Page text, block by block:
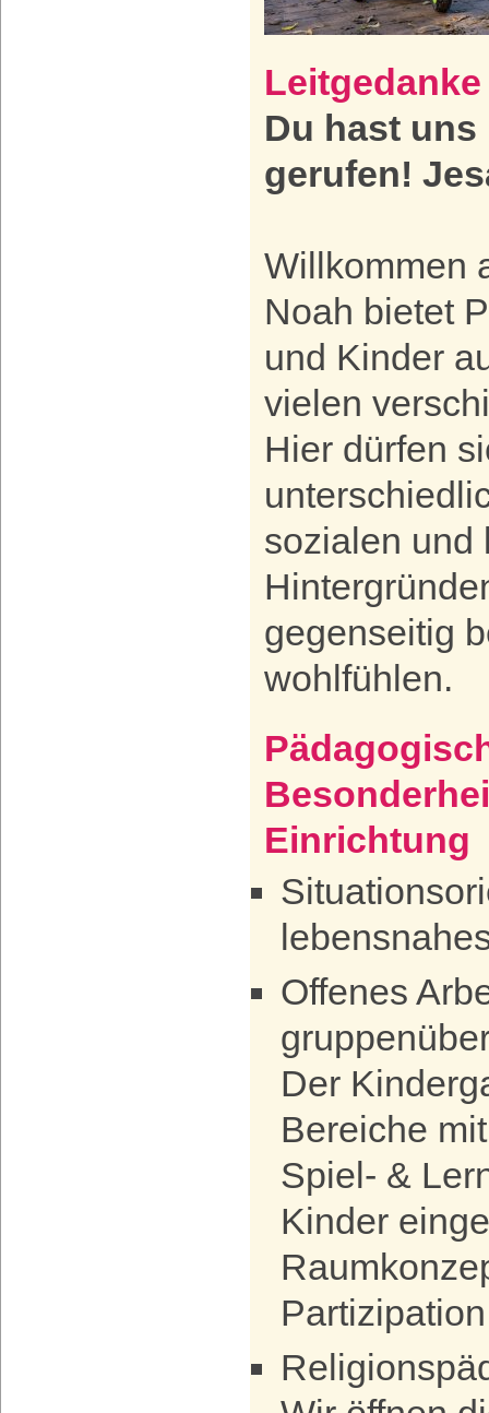
Leitgedanke
Du hast uns
gerufen!
Willkommen
Noah bietet
und Kinder
vielen
Hier dürfen
sozialen und
gegenseitig
wohlfühlen.
Einrichtung
Offenes
Der
Bereiche
Spiel- &
Kinder